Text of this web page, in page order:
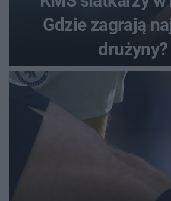
Gdzie zagrają
drużyny?